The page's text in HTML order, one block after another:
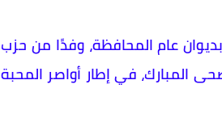
عام المحافظة، وفدًا من حزب
المبارك، في إطار أواصر المحبة